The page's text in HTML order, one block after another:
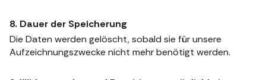
8. Dauer der Speicherung
Die Daten werden gelöscht, sobald sie für unsere
Aufzeichnungszwecke nicht mehr benötigt werden.